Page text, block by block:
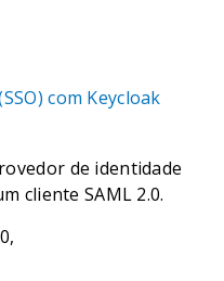
com Keycloak
de identidade
cliente SAML 2.0.